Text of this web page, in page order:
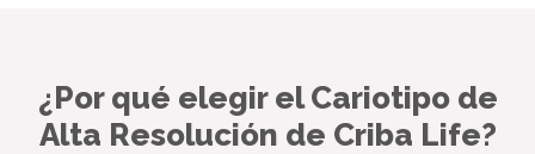
¿Por qué elegir el Cariotipo de
Alta Resolución de Criba Life?